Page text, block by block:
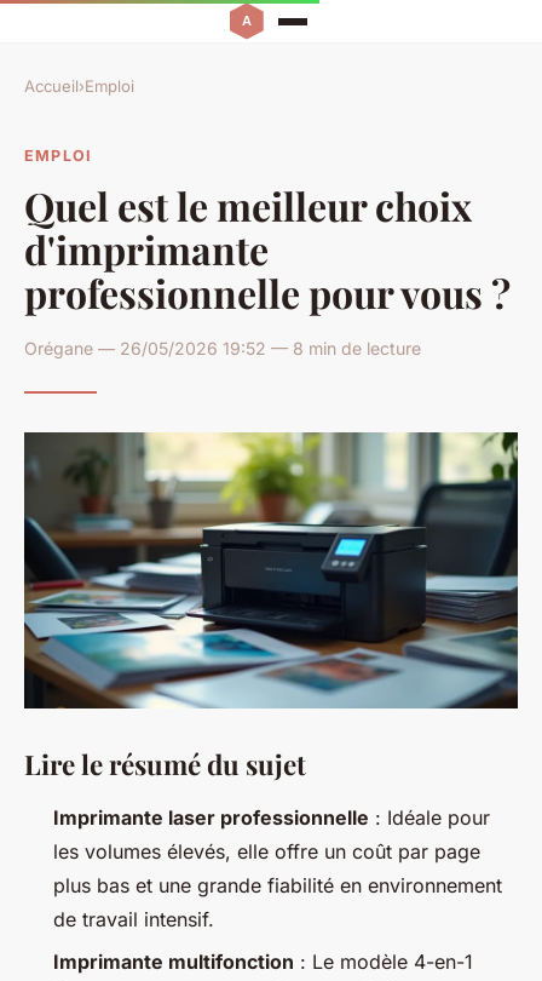
Accueil›Emploi
EMPLOI
Quel est le meilleur choix
d'imprimante
professionnelle pour vous ?
Orégane — 26/05/2026 19:52 — 8 min de lecture
Lire le résumé du sujet
Imprimante laser professionnelle : Idéale pour
les volumes élevés, elle offre un coût par page
plus bas et une grande fiabilité en environnement
de travail intensif.
Imprimante multifonction : Le modèle 4-en-1